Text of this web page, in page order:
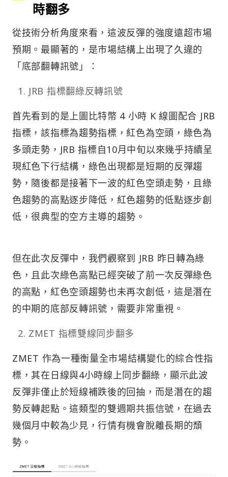
時翻多
從技術分析角度來看，這波反彈的強度遠超市場
預期。最顯著的，是市場結構上出現了久違的
「底部翻轉訊號」：
JRB 指標翻綠反轉訊號
首先看到的是上圖比特幣 4 小時 K 線圖配合 JRB
指標，該指標為趨勢指標，紅色為空頭，綠色為
多頭走勢，JRB 指標自10月中旬以來幾乎持續呈
現紅色下行結構，綠色出現都是短期的反彈趨
勢，隨後都是接著下一波的紅色空頭走勢，且綠
色趨勢的高點逐步降低，紅色趨勢的低點逐步創
低，很典型的空方主導的趨勢。
但在此次反彈中，我們觀察到 JRB 昨日轉為綠
色，且此次綠色高點已經突破了前一次反彈綠色
的高點，紅色空頭趨勢也未再次創低，這是潛在
的中期的底部反轉訊號，需要非常重視。
ZMET 指標雙線同步翻多
ZMET 作為一種衡量全市場結構變化的綜合性指
標，其在日線與4小時線上同步翻綠，顯示此波
反彈非僅止於短線補跌後的回抽，而是潛在的趨
勢反轉起點。這類型的雙週期共振信號，在過去
幾個月中較為少見，行情有機會脫離長期的頹
勢。